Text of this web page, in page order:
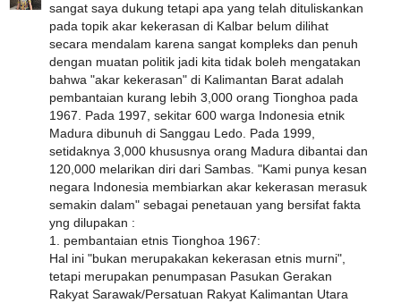
sangat saya dukung tetapi apa yang telah dituliskankan
pada topik akar kekerasan di Kalbar belum dilihat
secara mendalam karena sangat kompleks dan penuh
dengan muatan politik jadi kita tidak boleh mengatakan
bahwa "akar kekerasan" di Kalimantan Barat adalah
pembantaian kurang lebih 3,000 orang Tionghoa pada
1967. Pada 1997, sekitar 600 warga Indonesia etnik
Madura dibunuh di Sanggau Ledo. Pada 1999,
setidaknya 3,000 khususnya orang Madura dibantai dan
120,000 melarikan diri dari Sambas. "Kami punya kesan
negara Indonesia membiarkan akar kekerasan merasuk
semakin dalam" sebagai penetauan yang bersifat fakta
yng dilupakan :
1. pembantaian etnis Tionghoa 1967:
Hal ini "bukan merupakakan kekerasan etnis murni",
tetapi merupakan penumpasan Pasukan Gerakan
Rakyat Sarawak/Persatuan Rakyat Kalimantan Utara